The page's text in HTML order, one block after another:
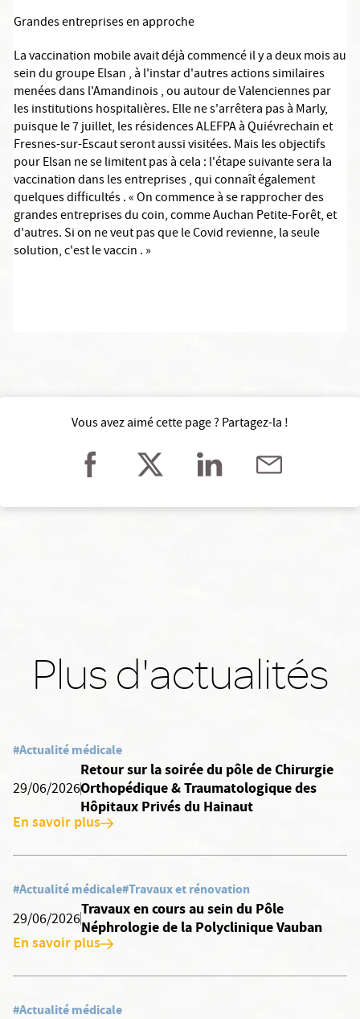
Grandes entreprises en approche
La vaccination mobile avait déjà commencé il y a deux mois au
sein du groupe Elsan , à l'instar d'autres actions similaires
menées dans l'Amandinois , ou autour de Valenciennes par
les institutions hospitalières. Elle ne s'arrêtera pas à Marly,
puisque le 7 juillet, les résidences ALEFPA à Quiévrechain et
Fresnes-sur-Escaut seront aussi visitées. Mais les objectifs
pour Elsan ne se limitent pas à cela : l'étape suivante sera la
vaccination dans les entreprises , qui connaît également
quelques difficultés . « On commence à se rapprocher des
grandes entreprises du coin, comme Auchan Petite-Forêt, et
d'autres. Si on ne veut pas que le Covid revienne, la seule
solution, c'est le vaccin . »
Vous avez aimé cette page ? Partagez-la !
Plus d'actualités
#Actualité médicale
29/06/2026
Retour sur la soirée du pôle de Chirurgie
Orthopédique & Traumatologique des
Hôpitaux Privés du Hainaut
En savoir plus
#Actualité médicale#Travaux et rénovation
29/06/2026
Travaux en cours au sein du Pôle
Néphrologie de la Polyclinique Vauban
En savoir plus
#Actualité médicale